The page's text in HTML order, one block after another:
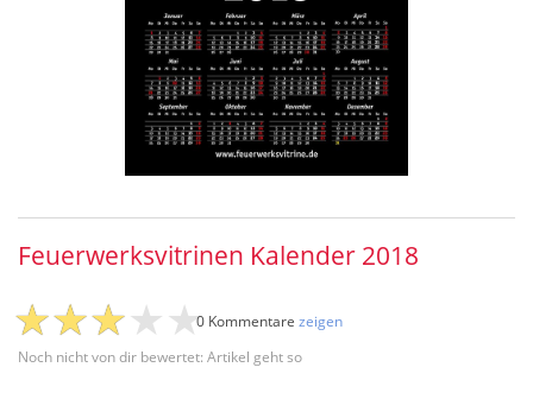
Feuerwerksvitrinen Kalender 2018
Noch nicht von dir bewertet: Artikel geht so
0 Kommentare zeigen